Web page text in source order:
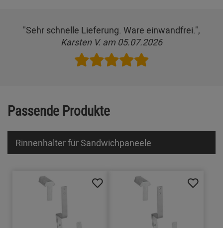
"Sehr schnelle Lieferung. Ware einwandfrei.",
Karsten V. am 05.07.2026
Passende Produkte
Rinnenhalter für Sandwichpaneele